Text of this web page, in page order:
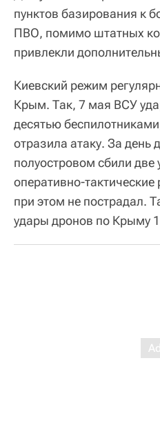
пунктов базирования к
ПВО, помимо штатных
привлекли
Киевский режим
Крым. Так, 7 мая ВСУ
десятью
отразила атаку. За день
полуостровом сбили две
оперативно-
при этом не пострадал.
удары дронов по Крыму